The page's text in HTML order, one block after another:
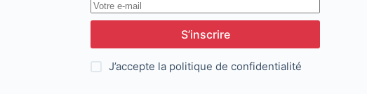
S’inscrire
J’accepte la politique de confidentialité